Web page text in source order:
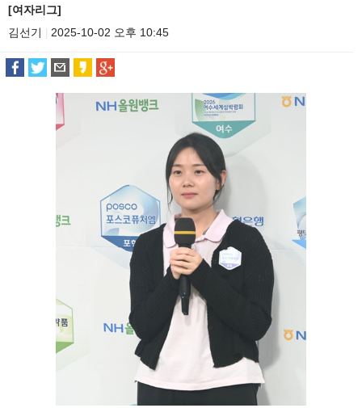
[여자리그]
김선기
2025-10-02 오후 10:45